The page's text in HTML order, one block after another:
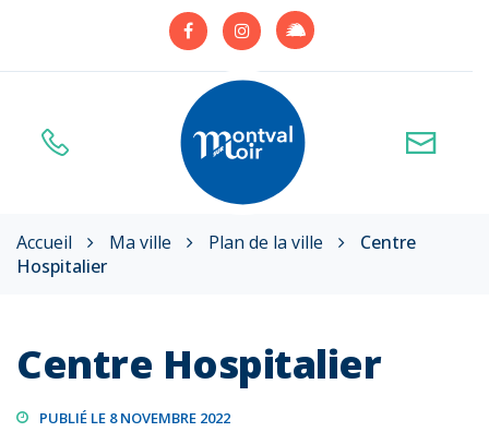
Lien
compte
Facebook
Lien
le
compte
Instagram
Lien
compte
Illiwap
Accueil Ma ville Plan de la ville
Centre
Hospitalier
Centre Hospitalier
PUBLIÉ LE 8 NOVEMBRE 2022